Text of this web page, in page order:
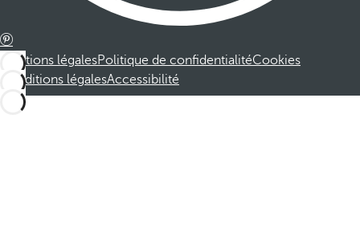
Mentions légalesPolitique de confidentialitéCookies
Conditions légalesAccessibilité